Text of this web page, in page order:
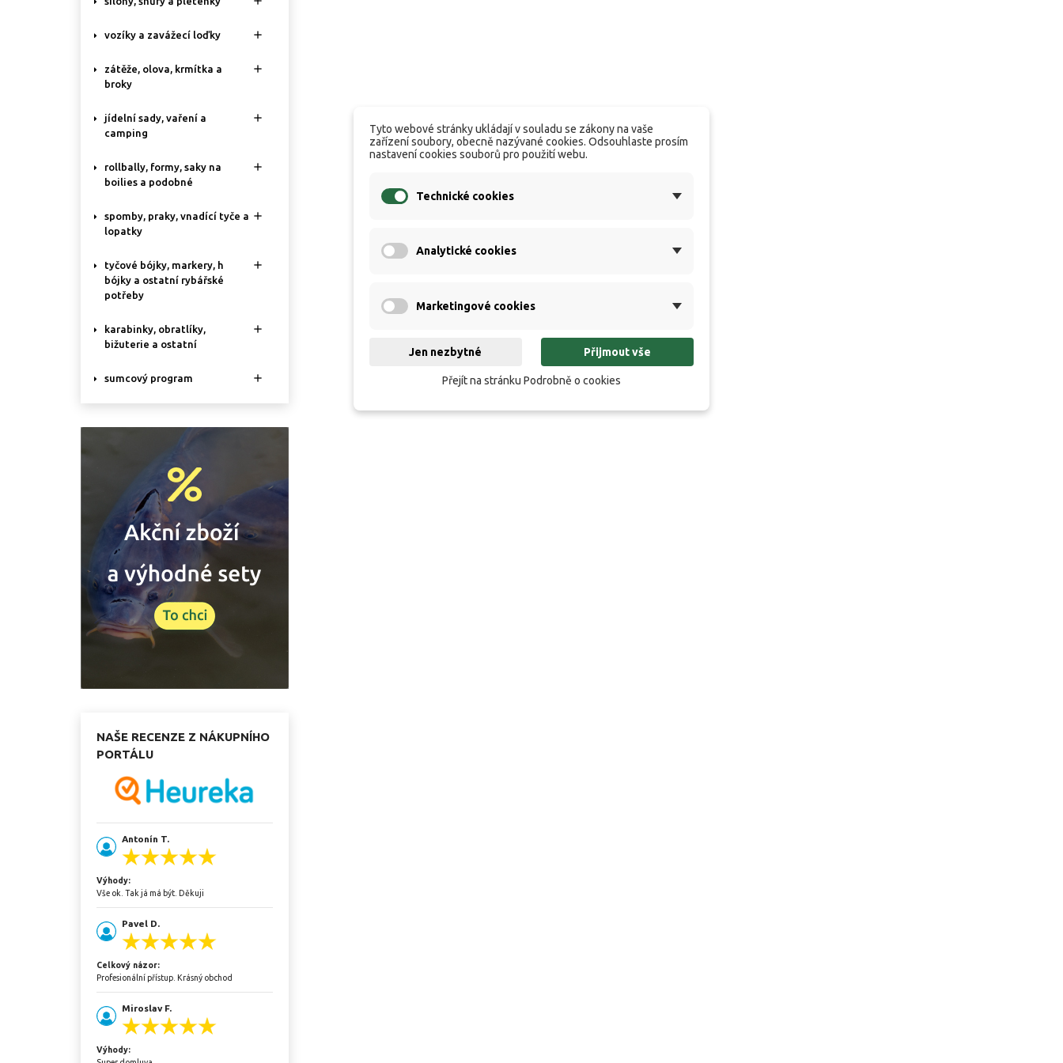
vozíky a zavážecí loďky 
zátěže, olova, krmítka a
broky

jídelní sady, vaření a
camping

rollbally, formy, saky na
boilies a podobné

spomby, praky, vnadící tyče a
lopatky

tyčové bójky, markery, h
bójky a ostatní rybářské
potřeby

karabinky, obratlíky,
bižuterie a ostatní

sumcový program 
NAŠE RECENZE Z NÁKUPNÍHO
PORTÁLU
Antonín T.
Výhody:
Vše ok. Tak já má být. Děkuji
Pavel D.
Celkový názor:
Profesionální přístup. Krásný obchod
Miroslav F.
Výhody:
Tyto webové stránky ukládají v souladu se zákony na vaše
zařízení soubory, obecně nazývané cookies. Odsouhlaste prosím
nastavení cookies souborů pro použití webu.
Technické cookies
Analytické cookies
Marketingové cookies
Jen nezbytné Přijmout vše
Přejít na stránku Podrobně o cookies